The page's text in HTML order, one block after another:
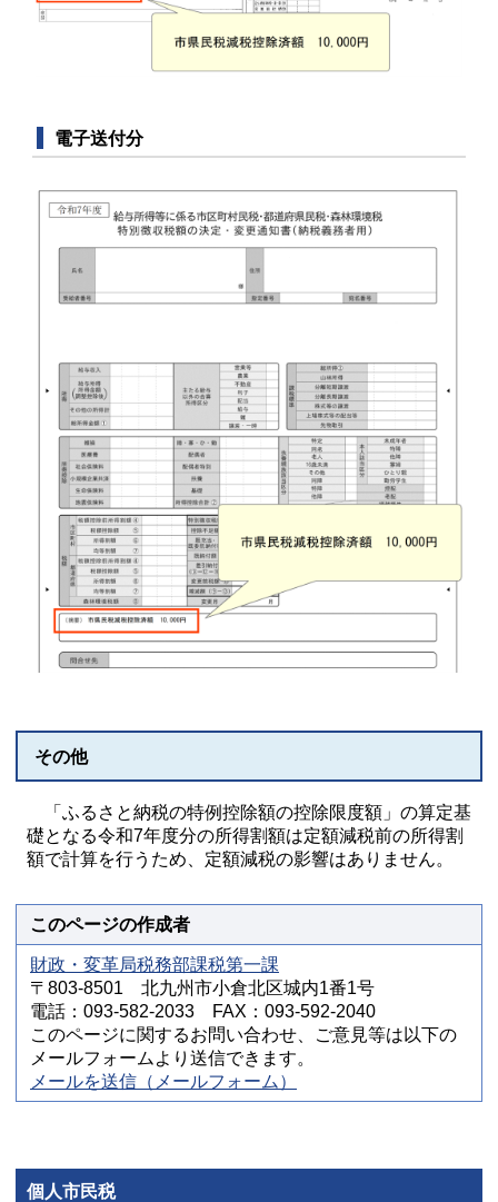
電子送付分
その他
「ふるさと納税の特例控除額の控除限度額」の算定基
礎となる令和7年度分の所得割額は定額減税前の所得割
額で計算を行うため、定額減税の影響はありません。
このページの作成者
財政・変革局税務部課税第一課
〒803-8501 北九州市小倉北区城内1番1号
電話：093-582-2033 FAX：093-592-2040
このページに関するお問い合わせ、ご意見等は以下の
メールフォームより送信できます。
メールを送信（メールフォーム）
個人市民税